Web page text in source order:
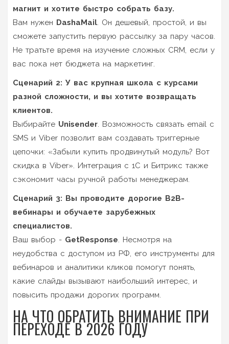
магнит и хотите быстро собрать базу.
Вам нужен DashaMail. Он дешевый, простой, и вы
сможете запустить первую рассылку за пару часов.
Не тратьте время на изучение сложных CRM, если у
вас пока нет бюджета на маркетинг.
Сценарий 2: У вас крупная школа с курсами
разной сложности, и вы хотите возвращать
клиентов.
Выбирайте Unisender. Возможность связать email с
SMS и Viber позволит вам создавать триггерные
цепочки: «Забыли купить продвинутый модуль? Вот
скидка в Viber». Интеграция с 1С и Битрикс также
сэкономит часы ручной работы менеджерам.
Сценарий 3: Вы проводите дорогие B2B-
вебинары и обучаете зарубежных
специалистов.
Ваш выбор - GetResponse. Несмотря на
неудобства с доступом из РФ, его инструменты для
вебинаров и аналитики кликов помогут понять,
какие слайды вызывают наибольший интерес, и
повысить продажи дорогих программ.
НА ЧТО ОБРАТИТЬ ВНИМАНИЕ ПРИ
ПЕРЕХОДЕ В 2026 ГОДУ